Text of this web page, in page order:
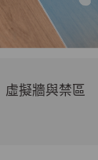
虛擬牆與禁區